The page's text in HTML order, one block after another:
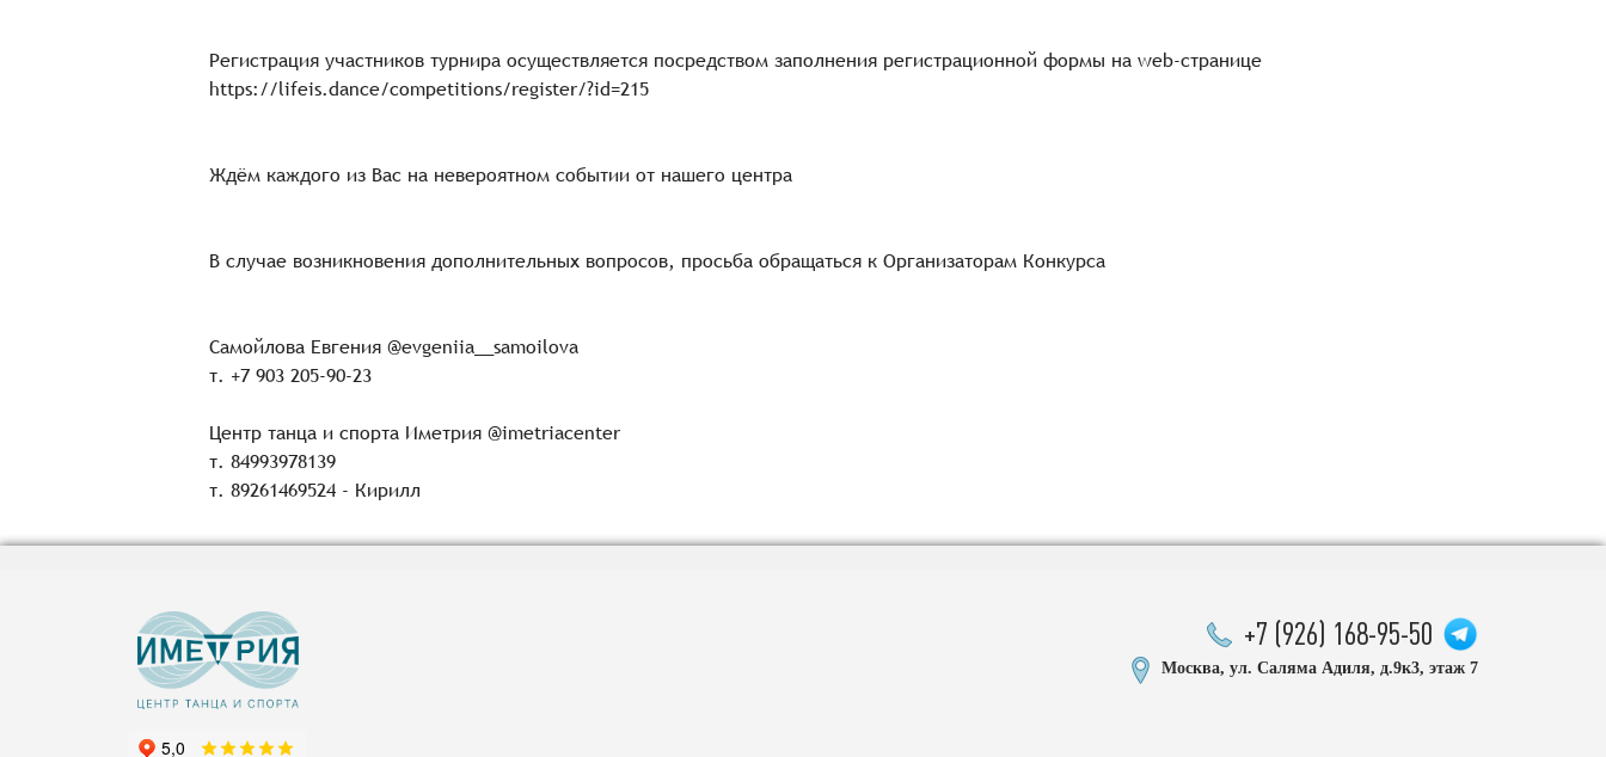
Регистрация участников турнира осуществляется посредством заполнения регистрационной формы на web-странице
https://lifeis.dance/competitions/register/?id=215
Ждём каждого из Вас на невероятном событии от нашего центра
В случае возникновения дополнительных вопросов, просьба обращаться к Организаторам Конкурса
Самойлова Евгения @evgeniia__samoilova
т. +7 903 205-90-23
Центр танца и спорта Иметрия @imetriacenter
т. 84993978139
т. 89261469524 - Кирилл
+7 (926) 168-95-50
Москва, ул. Саляма Адиля, д.9к3, этаж 7